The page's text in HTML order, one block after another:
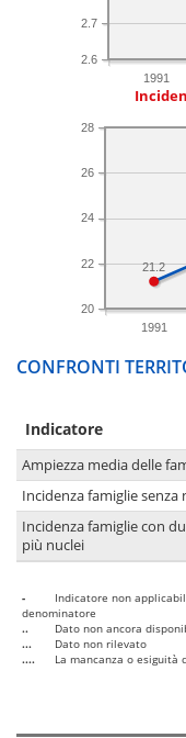
1991
2.6
2.7
1991
20
22
24
26
28
21.2
CONFRONTI
Indicatore
Ampiezza media delle
Incidenza famiglie senza
Incidenza famiglie con
più nuclei
-
Indicatore non
denominatore
..
Dato non ancora
...
Dato non rilevato
....
La mancanza o